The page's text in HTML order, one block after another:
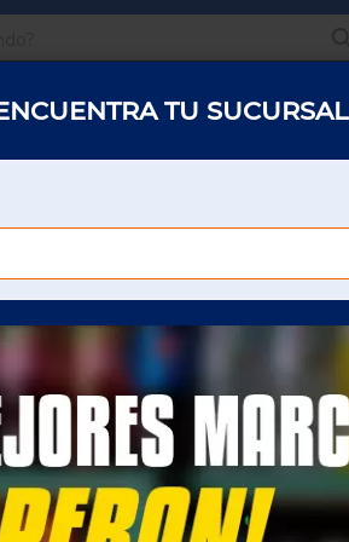
CHICLE
FRESA
Para poder ver el
inicie sesión
TU